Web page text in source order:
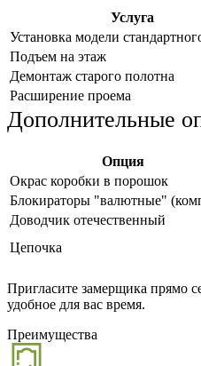
Услуга
Установка модели
Подъем на этаж
Демонтаж старого полотна
Расширение проема
Дополнительные
Опция
Окрас коробки в порошок
Блокираторы "валютные"
Доводчик отечественный
Цепочка
Пригласите замерщика прямо
удобное для вас время.
Преимущества